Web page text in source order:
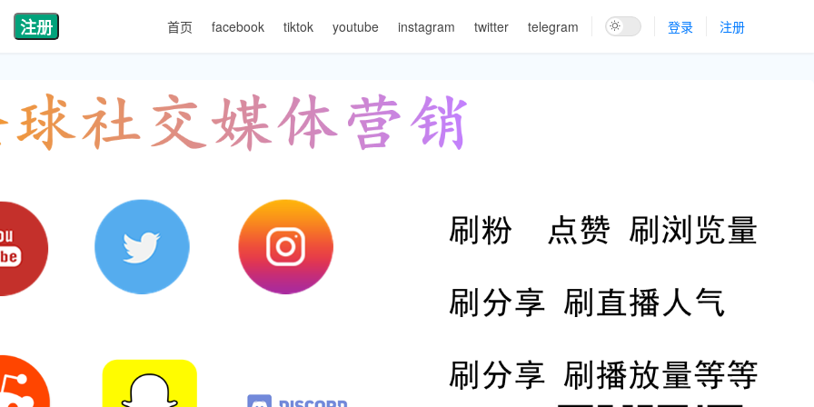
注册 首页 facebook tiktok youtube instagram twitter telegram 登录 注册